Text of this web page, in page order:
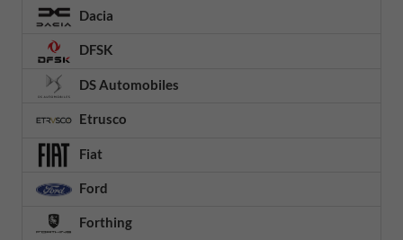
Dacia
DFSK
DS Automobiles
Etrusco
Fiat
Ford
Forthing